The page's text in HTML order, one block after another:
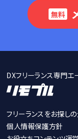
無料
DXフリーランス専門エ
フリーランスをお探し
個人情報保護方針